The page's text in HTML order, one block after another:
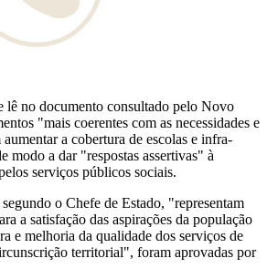
lê no documento consultado pelo Novo
"mais coerentes com as necessidades e
a cobertura de escolas e infra-
modo a dar "respostas assertivas" à
serviços públicos sociais.
o Chefe de Estado, "representam
a satisfação das aspirações da população
e melhoria da qualidade dos serviços de
territorial", foram aprovadas por